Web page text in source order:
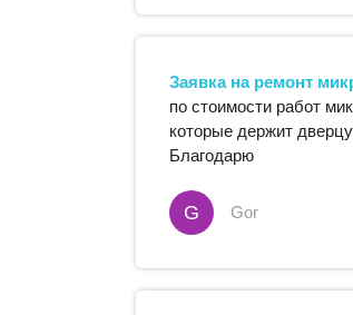
Заявка на ремонт
по стоимости работ
которые держит
Благодарю
G Gor